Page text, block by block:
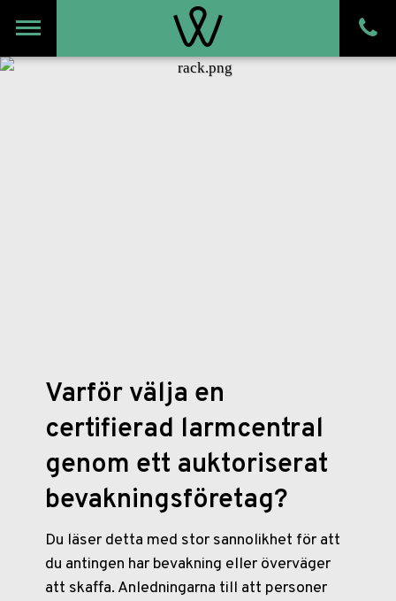
Meny
Varför välja en
certifierad larmcentral
genom ett auktoriserat
bevakningsföretag?
Du läser detta med stor sannolikhet för att
du antingen har bevakning eller överväger
att skaffa. Anledningarna till att personer